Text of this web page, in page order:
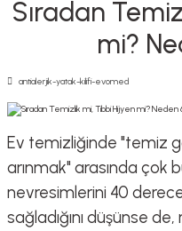
Sıradan
mi?
antialerjik-yatak-kilifi-evomed
Ev temizliğinde "temiz
arınmak" arasında çok
nevresimlerini 40
sağladığını düşünse